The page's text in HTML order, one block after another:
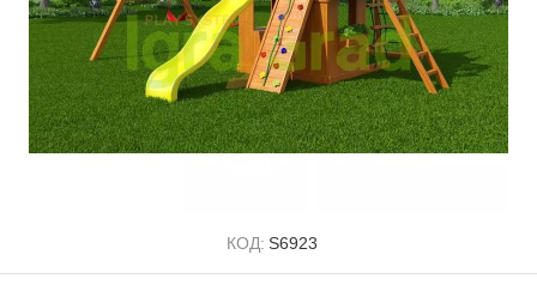
КОД: S6923